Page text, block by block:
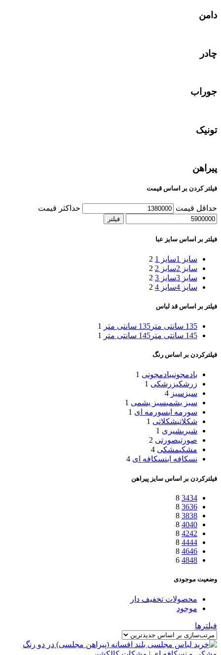
دامن
چادر
جوراب
تونیک
پیراهن
فیلتر کردن بر اساس قیمت
حداقل قیمت حداکثر قیمت
فیلتر
فیلتر بر اساس سایز عبا
سایز 1 سایز 1
2
سایز 2
سایز 2
2
سایز 3
سایز 3
2
سایز 4
سایز 4 2
فیلتر بر اساس قد لباس
135 سانتی‌ متر 135 سانتی‌ متر
1
145 سانتی متر
145 سانتی متر 1
فیلترکردن بر اساس رنگ
بادمجونیبادمجونی 1
زرشکیزرشکی 1
سبز سبز 4
سبز یشمیسبز یشمی 1
سورمه ایسورمه ای 1
شکلاتیشکلاتی 1
شیریشیری 1
صورتیصورتی 2
مشکیمشکی 4
نسکافه اینسکافه ای 4
فیلترکردن بر اساس سایز پیراهن
3434
8
3636
8
3838
8
4040
8
4242
8
4444
8
4646
8
4848
6
وضعیت موجودی
محصولات تخفیف دار
موجود
فیلترها